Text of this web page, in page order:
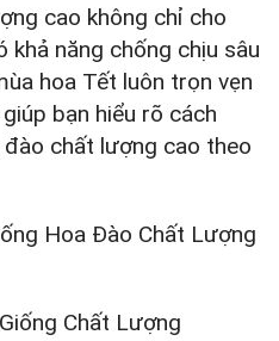
cao không chỉ cho
khả năng chống chịu sâu
hoa Tết luôn trọn vẹn
bạn hiểu rõ cách
chất lượng cao theo
Hoa Đào Chất Lượng
Chất Lượng